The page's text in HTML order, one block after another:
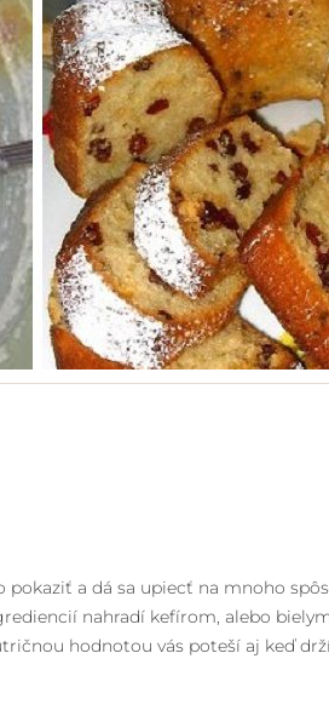
a dá sa upiecť na mnoho
nahradí kefírom, alebo
hodnotou vás poteší aj keď